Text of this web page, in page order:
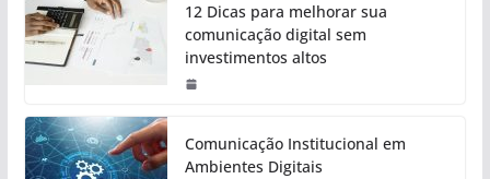
12 Dicas para melhorar sua
comunicação digital sem
investimentos altos
Comunicação Institucional em
Ambientes Digitais